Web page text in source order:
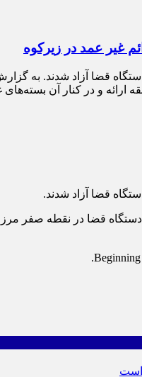
دستگاه قضا آزاد شدند. به